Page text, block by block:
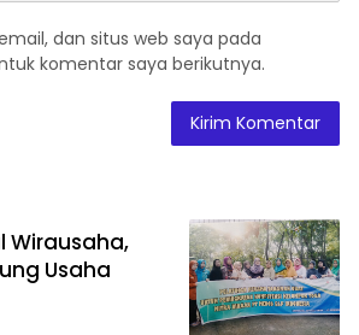
dan situs web saya pada
komentar saya berikutnya.
Wirausaha,
Usaha